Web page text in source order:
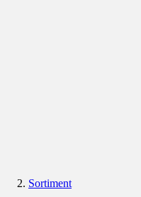
Sortiment